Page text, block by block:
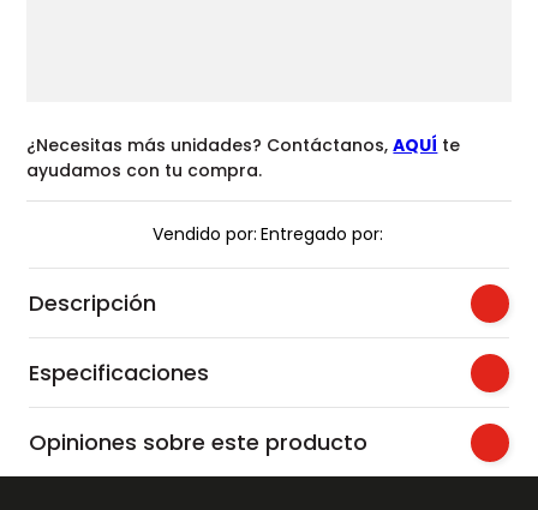
¿Necesitas más unidades? Contáctanos,AQUÍ te
ayudamos con tu compra.
Vendido por: Entregado por:
Descripción
Especificaciones
Opiniones sobre este producto